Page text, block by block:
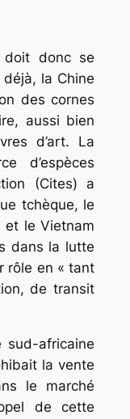
doit donc se
la Chine
des cornes
aussi bien
d’art. La
d’espèces
(Cites) a
tchèque, le
et le Vietnam
dans la lutte
rôle en « tant
de transit
sud-africaine
la vente
le marché
de cette